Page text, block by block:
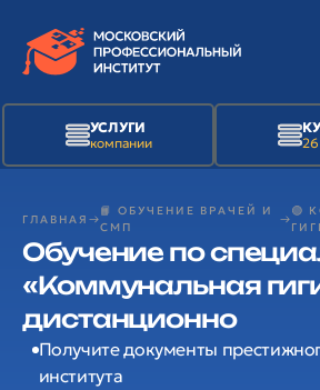
УСЛУГИ
компании
ГЛАВНАЯ
📙 ОБУЧЕНИЕ ВРАЧЕЙ И
СМП
🟢
Обучение по
«Коммунальная
дистанционно
Получите документы
института